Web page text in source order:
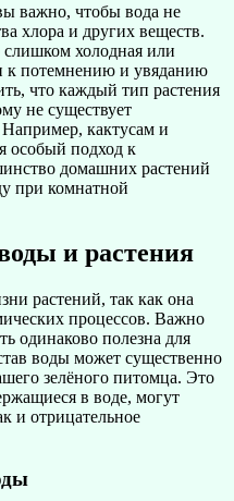
важно, чтобы вода не
хлора и других веществ.
холодная или
к потемнению и увяданию
что каждый тип растения
не существует
Например, кактусам и
особый подход к
домашних растений
при комнатной
и растения
растений, так как она
процессов. Важно
одинаково полезна для
воды может существенно
зелёного питомца. Это
в воде, могут
и отрицательное